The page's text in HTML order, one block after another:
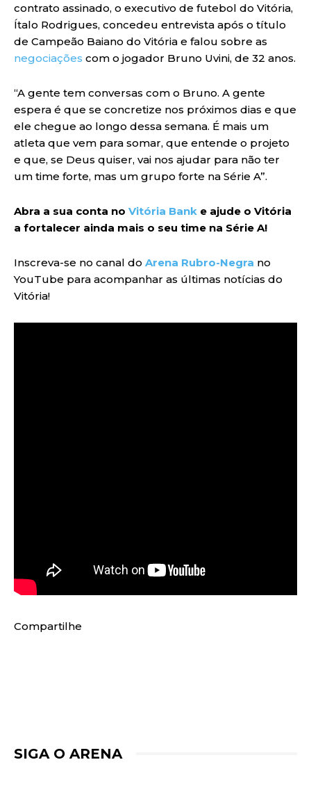
contrato assinado, o executivo de futebol do Vitória,
Ítalo Rodrigues, concedeu entrevista após o título
de Campeão Baiano do Vitória e falou sobre as
negociações com o jogador Bruno Uvini, de 32 anos.
“A gente tem conversas com o Bruno. A gente
espera é que se concretize nos próximos dias e que
ele chegue ao longo dessa semana. É mais um
atleta que vem para somar, que entende o projeto
e que, se Deus quiser, vai nos ajudar para não ter
um time forte, mas um grupo forte na Série A”.
Abra a sua conta no Vitória Bank e ajude o Vitória
a fortalecer ainda mais o seu time na Série A!
Inscreva-se no canal do Arena Rubro-Negra no
YouTube para acompanhar as últimas notícias do
Vitória!
Compartilhe
SIGA O ARENA